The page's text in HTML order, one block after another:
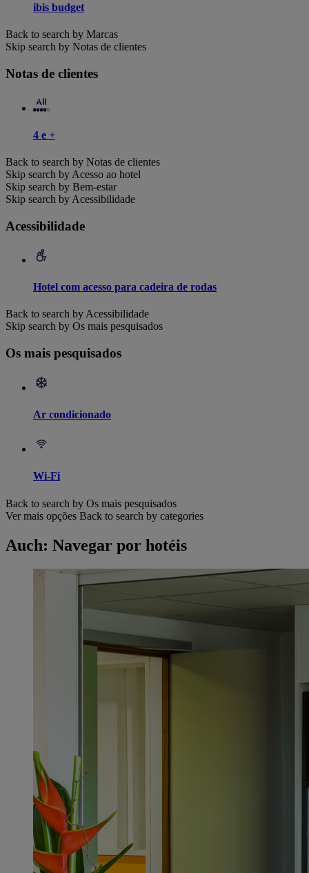
ibis budget
Back to search by Marcas
Skip search by Notas de clientes
Notas de clientes
4 e +
Back to search by Notas de clientes
Skip search by Acesso ao hotel
Skip search by Bem-estar
Skip search by Acessibilidade
Acessibilidade
Hotel com acesso para cadeira de rodas
Back to search by Acessibilidade
Skip search by Os mais pesquisados
Os mais pesquisados
Ar condicionado
Wi-Fi
Back to search by Os mais pesquisados
Ver mais opções Back to search by categories
Auch: Navegar por hotéis